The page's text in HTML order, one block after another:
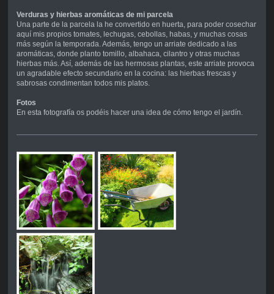
Verduras y hierbas aromáticas de mi parcela
Una parte de la parcela la he convertido en huerta, para poder cosechar
aquí mis propios tomates, lechugas, cebollas, habas, y muchas cosas
más según la temporada. Además, tengo un arriate dedicado a las
aromáticas, donde planto tomillo, albahaca, cilantro y otras muchas
hierbas más. Así, además de las hermosas plantas, este arriate provoca
un agradable efecto secundario en la cocina: las hierbas frescas y
sabrosas condimentan todos mis platos.
Fotos
En esta fotografía os podéis hacer una idea de cómo tengo el jardín.